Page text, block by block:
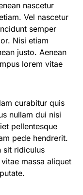
nascetur
Vel nascetur
semper
Nisi etiam
justo. Aenean
lorem vitae
curabitur quis
nullam dui nisi
pellentesque
pede hendrerit.
sit ridiculus
massa aliquet